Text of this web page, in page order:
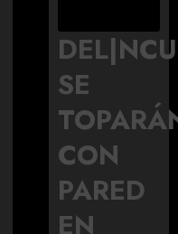
SE
CON
PARED
EN